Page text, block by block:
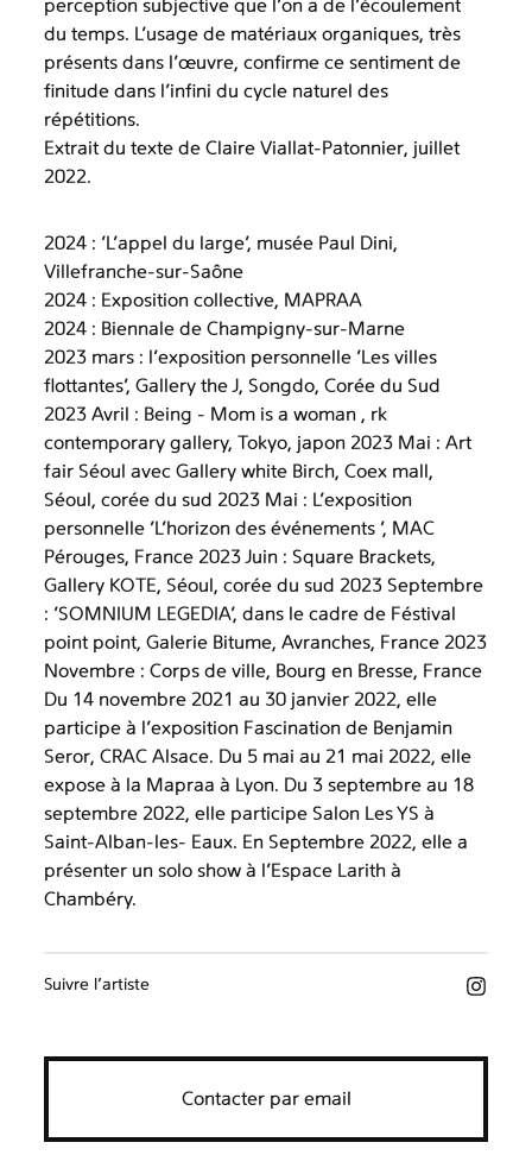
perception subjective que l’on a de l’écoulement
du temps. L’usage de matériaux organiques, très
présents dans l’œuvre, confirme ce sentiment de
finitude dans l’infini du cycle naturel des
répétitions.
Extrait du texte de Claire Viallat-Patonnier, juillet
2022.
2024 : 'L'appel du large', musée Paul Dini,
Villefranche-sur-Saône
2024 : Exposition collective, MAPRAA
2024 : Biennale de Champigny-sur-Marne
2023 mars : l'exposition personnelle 'Les villes
flottantes', Gallery the J, Songdo, Corée du Sud
2023 Avril : Being - Mom is a woman , rk
contemporary gallery, Tokyo, japon 2023 Mai : Art
fair Séoul avec Gallery white Birch, Coex mall,
Séoul, corée du sud 2023 Mai : L'exposition
personnelle 'L'horizon des événements ', MAC
Pérouges, France 2023 Juin : Square Brackets,
Gallery KOTE, Séoul, corée du sud 2023 Septembre
: 'SOMNIUM LEGEDIA', dans le cadre de Féstival
point point, Galerie Bitume, Avranches, France 2023
Novembre : Corps de ville, Bourg en Bresse, France
Du 14 novembre 2021 au 30 janvier 2022, elle
participe à l’exposition Fascination de Benjamin
Seror, CRAC Alsace. Du 5 mai au 21 mai 2022, elle
expose à la Mapraa à Lyon. Du 3 septembre au 18
septembre 2022, elle participe Salon Les YS à
Saint-Alban-les- Eaux. En Septembre 2022, elle a
présenter un solo show à l'Espace Larith à
Chambéry.
Suivre l’artiste
Contacter par email